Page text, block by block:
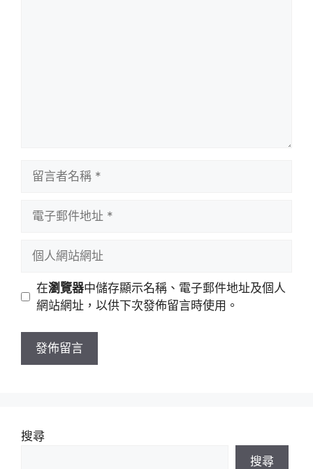
址
站
址
在瀏覽器中儲存顯示名稱、電子郵件地址及個人
網站網址，以供下次發佈留言時使用。
搜尋
搜尋